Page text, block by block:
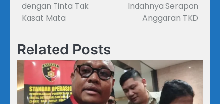
dengan Tinta Tak
Kasat Mata
Indahnya Serapan
Anggaran TKD
Related Posts